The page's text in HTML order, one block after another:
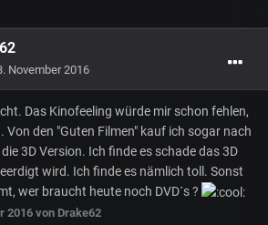
November 2016
Das Kinofeeling würde mir schon fehlen,
Von den "Guten Filmen" kauf ich sogar nach
3D Version. Ich finde es schade das 3D
wird. Ich finde es nämlich toll. Sonst
wer braucht heute noch DVD´s ?
2016 von Drake62